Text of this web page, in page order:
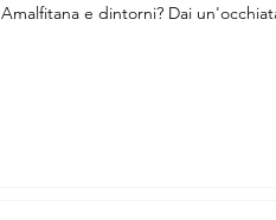
Amalfitana e dintorni? Dai